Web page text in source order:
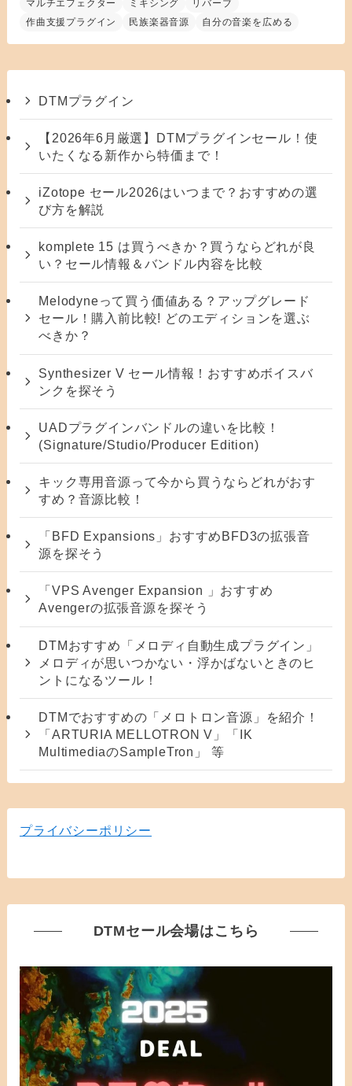
マルチエフェクター ミキシング
リバーブ
作曲支援プラグイン
民族楽器音源 自分の音楽を広める
DTMプラグイン
【2026年6月厳選】DTMプラグインセール！使
いたくなる新作から特価まで！
iZotope セール2026はいつまで？おすすめの選
び方を解説
komplete 15 は買うべきか？買うならどれが良
い？セール情報＆バンドル内容を比較
Melodyneって買う価値ある？アップグレード
セール！購入前比較! どのエディションを選ぶ
べきか？
Synthesizer V セール情報！おすすめボイスバ
ンクを探そう
UADプラグインバンドルの違いを比較！
(Signature/Studio/Producer Edition)
キック専用音源って今から買うならどれがおす
すめ？音源比較！
「BFD Expansions」おすすめBFD3の拡張音
源を探そう
「VPS Avenger Expansion 」おすすめ
Avengerの拡張音源を探そう
DTMおすすめ「メロディ自動生成プラグイン」
メロディが思いつかない・浮かばないときのヒ
ントになるツール！
DTMでおすすめの「メロトロン音源」を紹介！
「ARTURIA MELLOTRON V」「IK
MultimediaのSampleTron」 等
プライバシーポリシー
DTMセール会場はこちら